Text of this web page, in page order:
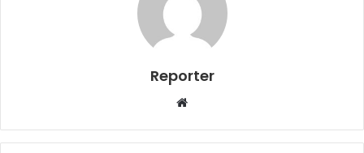
Reporter
Website